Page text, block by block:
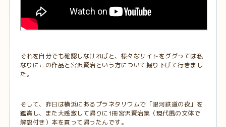
それを自分でも確認しなければと、様々なサイトをググっては私
なりにこの作品と宮沢賢治という方について掘り下げて行きまし
た。
そして、昨日は横浜にあるプラネタリウムで「銀河鉄道の夜」を
鑑賞し、また大感激して帰りに1冊宮沢賢治集（現代風の文体で
解説付き）本を買って帰ったんです。